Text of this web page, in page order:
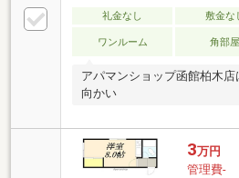
礼金なし 敷金な
ワンルーム 角部屋
アパマンショップ函館柏木
向かい
3万円
管理費-